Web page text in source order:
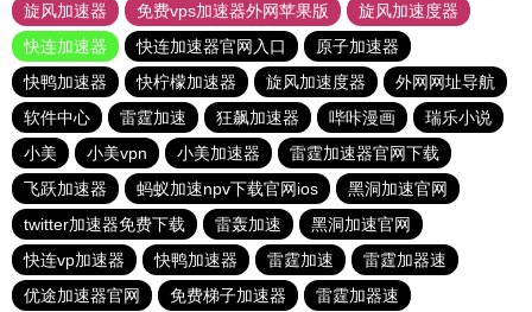
旋风加速器
免费vps加速器外网苹果版
旋风加速度器
快连加速器
快连加速器官网入口
原子加速器
快鸭加速器
快柠檬加速器 旋风加速度器
外网网址导航
软件中心
雷霆加速 狂飙加速器 哔咔漫画
瑞乐小说
小美
小美vpn 小美加速器
雷霆加速器官网下载
飞跃加速器
蚂蚁加速npv下载官网ios
黑洞加速官网
twitter加速器免费下载
雷轰加速
黑洞加速官网
快连vp加速器
快鸭加速器 雷霆加速
雷霆加器速
优途加速器官网
免费梯子加速器
雷霆加器速